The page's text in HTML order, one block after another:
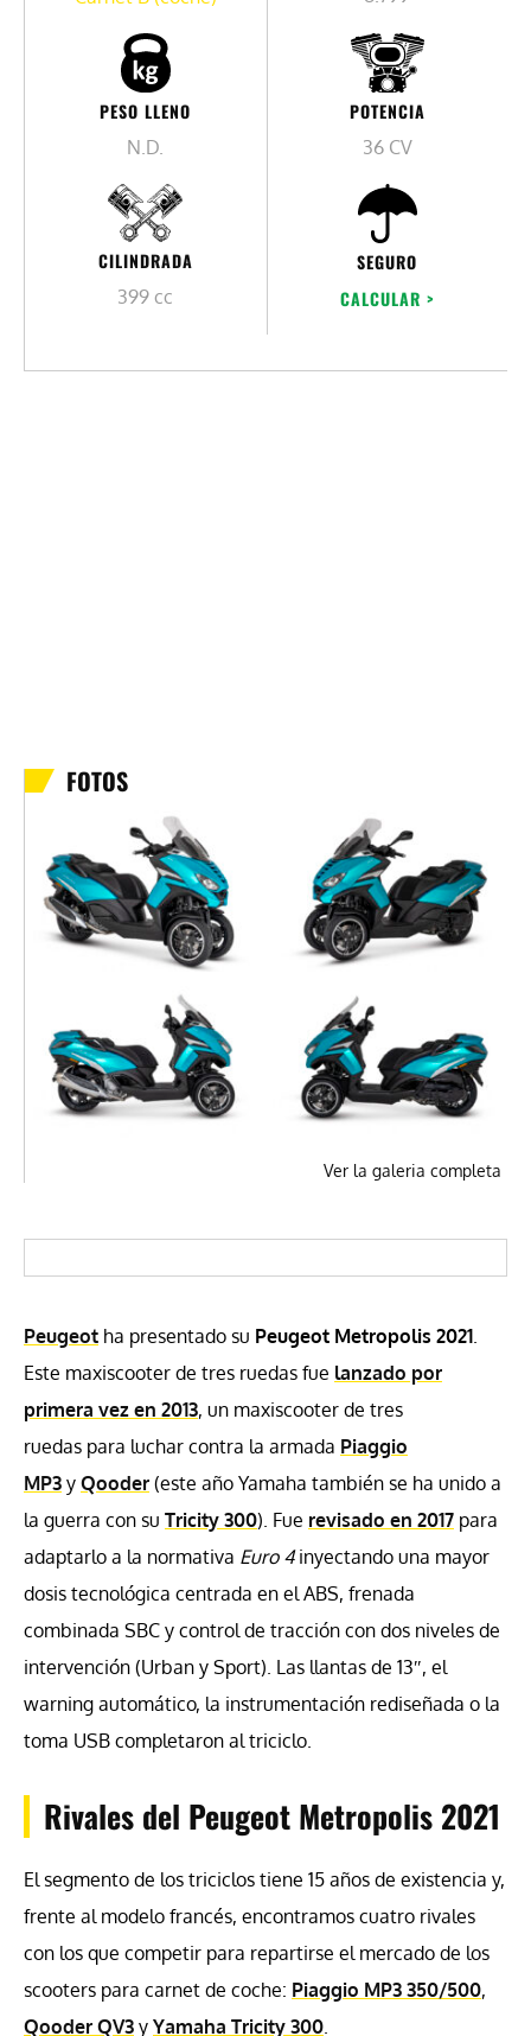
PESO LLENO
N.D.
POTENCIA
36 CV
CILINDRADA
399 cc
SEGURO
CALCULAR >
FOTOS
Ver la galeria completa
Peugeot ha presentado su Peugeot Metropolis 2021
Este maxiscooter de tres ruedas fue lanzado por
primera vez en 2013, un maxiscooter de tres
ruedas para luchar contra la armada Piaggio
MP3 y Qooder (este año Yamaha también se ha unido a
la guerra con su Tricity 300). Fue revisado en 2017 para
adaptarlo a la normativa Euro 4inyectando una mayor
dosis tecnológica centrada en el ABS, frenada
combinada SBC y control de tracción con dos niveles de
intervención (Urban y Sport). Las llantas de 13″, el
warning automático, la instrumentación rediseñada o la
toma USB completaron al triciclo.
Rivales del Peugeot Metropolis 2021
El segmento de los triciclos tiene 15 años de existencia y,
frente al modelo francés, encontramos cuatro rivales
con los que competir para repartirse el mercado de los
scooters para carnet de coche: Piaggio MP3 350/500,
Qooder QV3 y Yamaha Tricity 300